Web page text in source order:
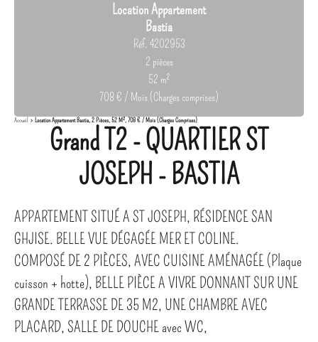
Location Appartement
Bastia
Réf. 4202953
2 pièces
52 m²
708 € / Mois (Charges comprises)
Accueil Location Appartement Bastia, 2 Pièces, 52 M², 708 € / Mois (Charges Comprises)
Grand T2 - QUARTIER ST
JOSEPH - BASTIA
APPARTEMENT SITUÉ A ST JOSEPH, RÉSIDENCE SAN
GHJISE. BELLE VUE DÉGAGÉE MER ET COLINE.
COMPOSÉ DE 2 PIÈCES, AVEC CUISINE AMÉNAGÉE (Plaque
cuisson + hotte), BELLE PIÈCE A VIVRE DONNANT SUR UNE
GRANDE TERRASSE DE 35 M2, UNE CHAMBRE AVEC
PLACARD, SALLE DE DOUCHE avec WC,